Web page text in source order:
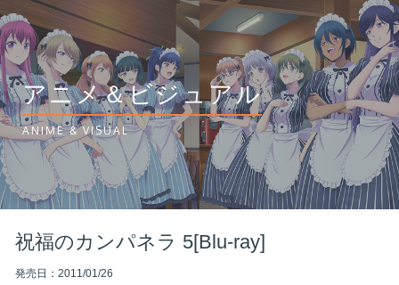
アニメ＆ビジュアル
ANIME & VISUAL
祝福のカンパネラ 5[Blu-ray]
発売日：2011/01/26